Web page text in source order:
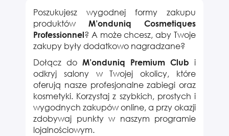
Poszukujesz wygodnej formy zakupu
produktów M’onduniq
Cosmetiques
Professionnel? A może chcesz, aby Twoje
zakupy były dodatkowo nagradzane?
Dołącz do M’onduniq Premium Club i
odkryj salony w Twojej okolicy, które
oferują nasze profesjonalne zabiegi oraz
kosmetyki. Korzystaj z szybkich, prostych i
wygodnych zakupów online, a przy okazji
zdobywaj punkty w naszym programie
lojalnościowym.